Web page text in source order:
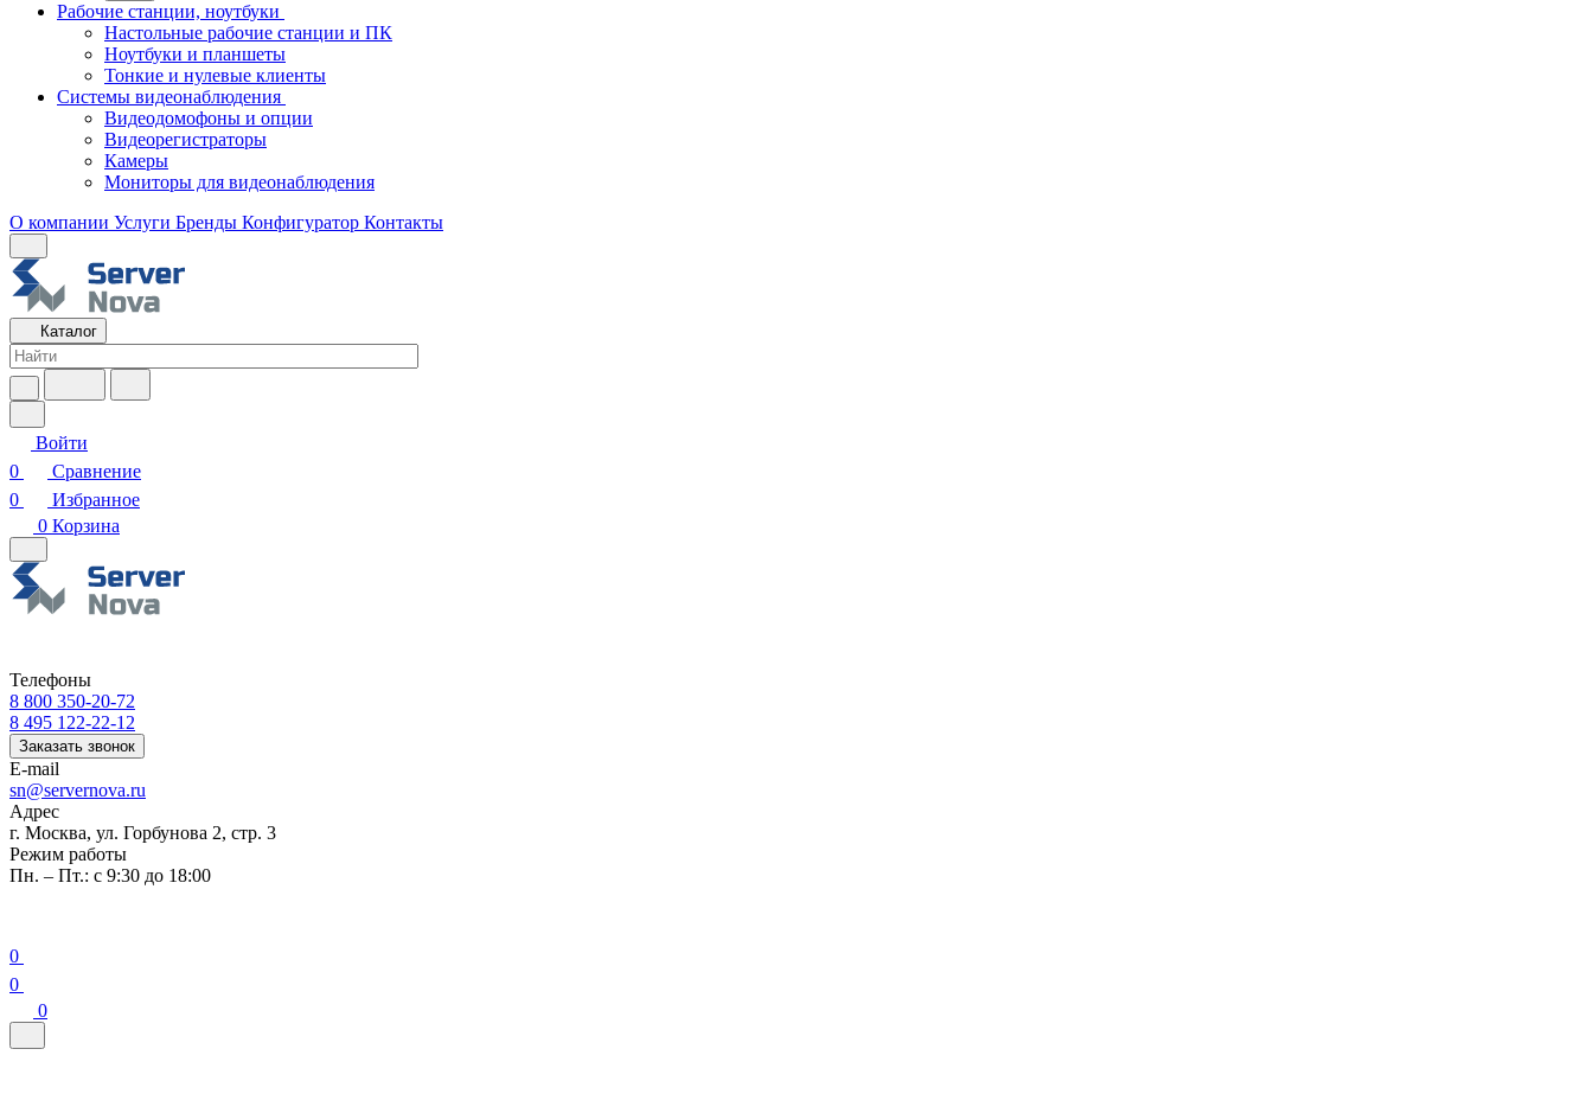
Рабочие станции, ноутбуки
Настольные рабочие станции и ПК
Ноутбуки и планшеты
Тонкие и нулевые клиенты
Системы видеонаблюдения
Видеодомофоны и опции
Видеорегистраторы
Камеры
Мониторы для видеонаблюдения
О компании Услуги Бренды Конфигуратор Контакты
Каталог
Войти
0
Сравнение
0
Избранное
0 Корзина
Телефоны
8 800 350-20-72
8 495 122-22-12
Заказать звонок
E-mail
sn@servernova.ru
Адрес
г. Москва, ул. Горбунова 2, стр. 3
Режим работы
Пн. – Пт.: с 9:30 до 18:00
0
0
0